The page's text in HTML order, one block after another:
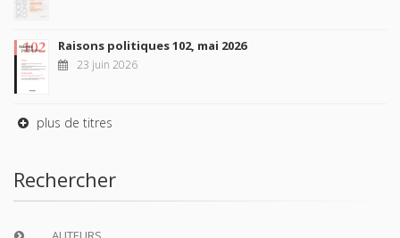
Raisons politiques 102, mai 2026
23 juin 2026
plus de titres
Rechercher